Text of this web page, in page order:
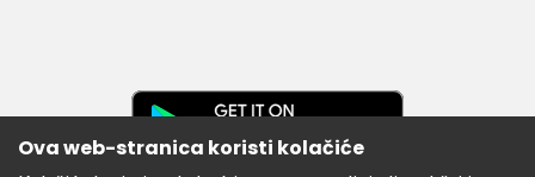
Ova web-stranica koristi kolačiće